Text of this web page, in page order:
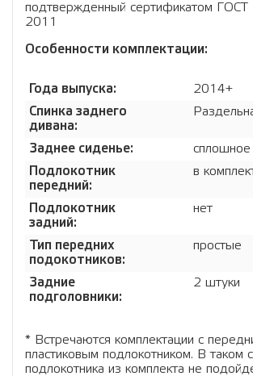
подтвержденный сертификатом
2011
Особенности комплектации:
Года выпуска:
2014+
Спинка заднего
дивана:
Заднее сиденье:
сплошное
Подлокотник
передний:
в
Подлокотник
задний:
нет
Тип передних
подокотников:
простые
Задние
подголовники:
2 штуки
* Встречаются комплектации с
пластиковым подлокотником. В таком
подлокотника из комплекта не